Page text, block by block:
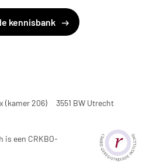
kennisbank
(kamer 206) 3551 BW Utrecht
is een CRKBO-